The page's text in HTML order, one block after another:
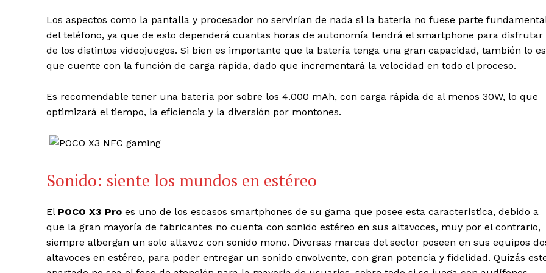
Los aspectos como la pantalla y procesador no servirían de nada si la batería no fuese parte
del teléfono, ya que de esto dependerá cuantas horas de autonomía tendrá el smartphone para disfrutar
de los distintos videojuegos. Si bien es importante que la batería tenga una gran capacidad, también lo es
que cuente con la función de carga rápida, dado que incrementará la velocidad en todo el proceso.
Es recomendable tener una batería por sobre los 4.000 mAh, con carga rápida de al menos 30W, lo que
optimizará el tiempo, la eficiencia y la diversión por montones.
Sonido: siente los mundos en estéreo
El POCO X3 Pro es uno de los escasos smartphones de su gama que posee esta característica, debido a
que la gran mayoría de fabricantes no cuenta con sonido estéreo en sus altavoces, muy por el contrario,
siempre albergan un solo altavoz con sonido mono. Diversas marcas del sector poseen en sus equipos
altavoces en estéreo, para poder entregar un sonido envolvente, con gran potencia y fidelidad. Quizás